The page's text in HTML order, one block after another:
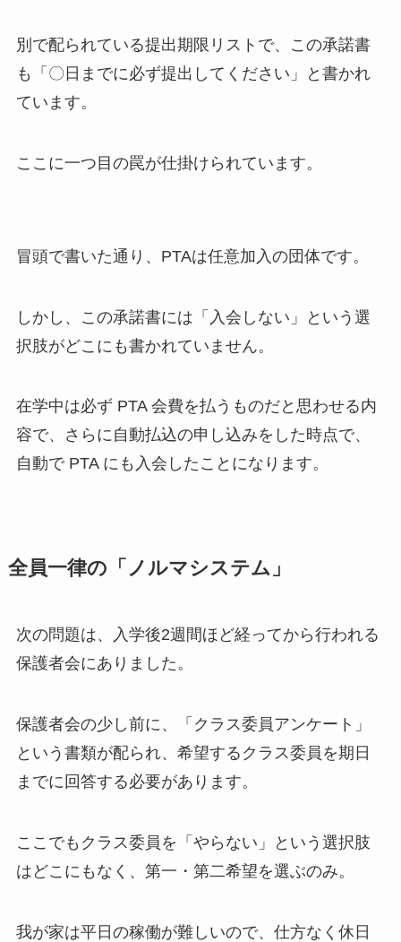
別で配られている提出期限リストで、この承諾書
も「〇日までに必ず提出してください」と書かれ
ています。
ここに一つ目の罠が仕掛けられています。
冒頭で書いた通り、PTAは任意加入の団体です。
しかし、この承諾書には「入会しない」という選
択肢がどこにも書かれていません。
在学中は必ず PTA 会費を払うものだと思わせる内
容で、さらに自動払込の申し込みをした時点で、
自動で PTA にも入会したことになります。
全員一律の「ノルマシステム」
次の問題は、入学後2週間ほど経ってから行われる
保護者会にありました。
保護者会の少し前に、「クラス委員アンケート」
という書類が配られ、希望するクラス委員を期日
までに回答する必要があります。
ここでもクラス委員を「やらない」という選択肢
はどこにもなく、第一・第二希望を選ぶのみ。
我が家は平日の稼働が難しいので、仕方なく休日